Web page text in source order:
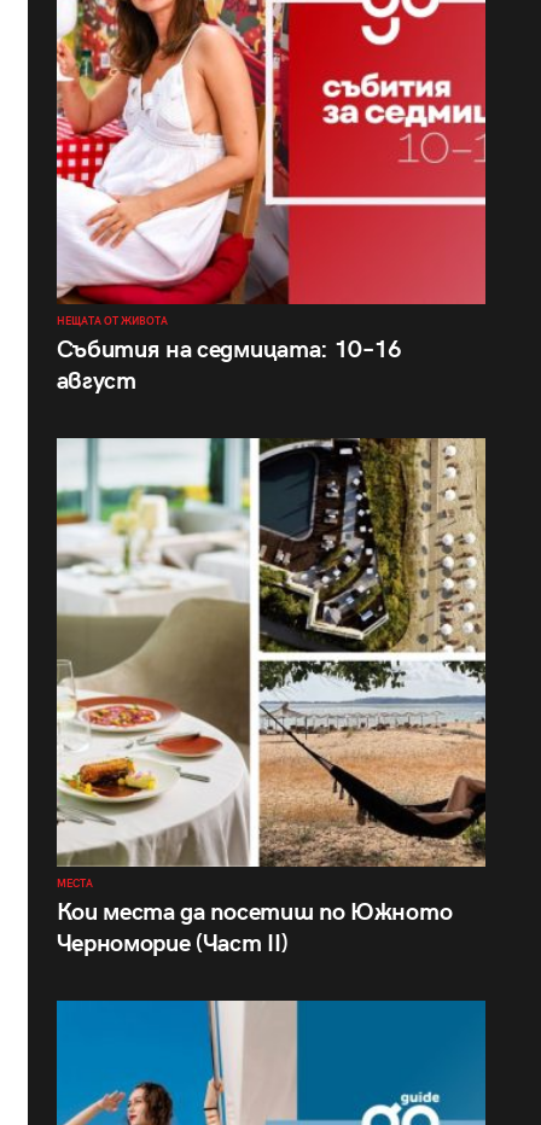
НЕЩАТА ОТ ЖИВОТА
Събития на седмицата: 10–16
август
МЕСТА
Кои места да посетиш по Южното
Черноморие (Част II)